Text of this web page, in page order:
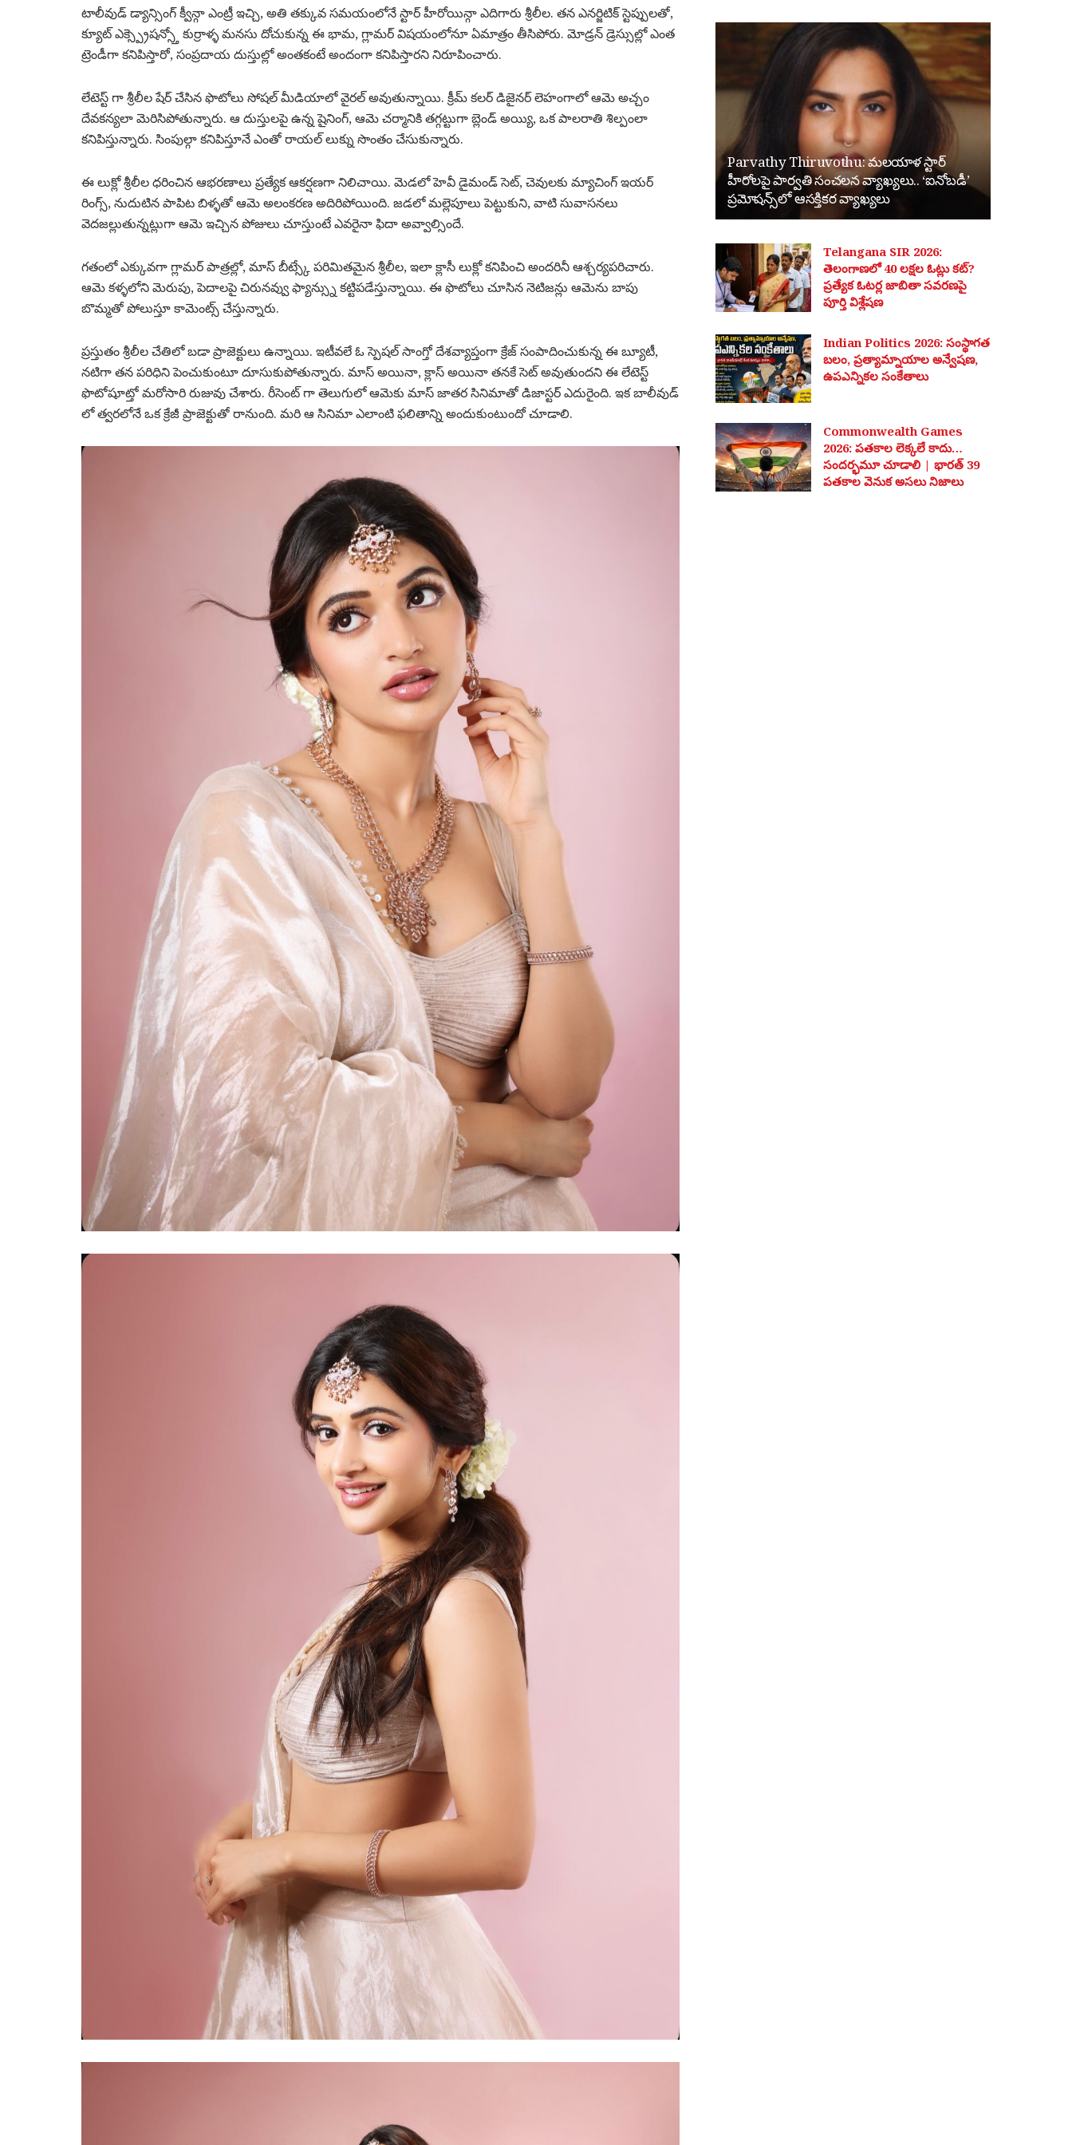
టాలీవుడ్ డ్యాన్సింగ్ క్వీన్గా ఎంట్రీ ఇచ్చి, అతి తక్కువ సమయంలోనే స్టార్ హీరోయిన్గా ఎదిగారు శ్రీలీల. తన ఎనర్జిటిక్ స్టెప్పులతో,
క్యూట్ ఎక్స్ప్రెషన్స్తో కుర్రాళ్ళ మనసు దోచుకున్న ఈ భామ, గ్లామర్ విషయంలోనూ ఏమాత్రం తీసిపోరు. మోడ్రన్ డ్రెస్సుల్లో ఎంత
ట్రెండీగా కనిపిస్తారో, సంప్రదాయ దుస్తుల్లో అంతకంటే అందంగా కనిపిస్తారని నిరూపించారు.
లేటెస్ట్ గా శ్రీలీల షేర్ చేసిన ఫొటోలు సోషల్ మీడియాలో వైరల్ అవుతున్నాయి. క్రీమ్ కలర్ డిజైనర్ లెహంగాలో ఆమె అచ్చం
దేవకన్యలా మెరిసిపోతున్నారు. ఆ దుస్తులపై ఉన్న షైనింగ్, ఆమె చర్మానికి తగ్గట్టుగా బ్లెండ్ అయ్యి, ఒక పాలరాతి శిల్పంలా
కనిపిస్తున్నారు. సింపుల్గా కనిపిస్తూనే ఎంతో రాయల్ లుక్ను సొంతం చేసుకున్నారు.
ఈ లుక్లో శ్రీలీల ధరించిన ఆభరణాలు ప్రత్యేక ఆకర్షణగా నిలిచాయి. మెడలో హెవీ డైమండ్ సెట్, చెవులకు మ్యాచింగ్ ఇయర్
రింగ్స్, నుదుటిన పాపిట బిళ్ళతో ఆమె అలంకరణ అదిరిపోయింది. జడలో మల్లెపూలు పెట్టుకుని, వాటి సువాసనలు
వెదజల్లుతున్నట్లుగా ఆమె ఇచ్చిన పోజులు చూస్తుంటే ఎవరైనా ఫిదా అవ్వాల్సిందే.
గతంలో ఎక్కువగా గ్లామర్ పాత్రల్లో, మాస్ బీట్స్కే పరిమితమైన శ్రీలీల, ఇలా క్లాసీ లుక్లో కనిపించి అందరినీ ఆశ్చర్యపరిచారు.
ఆమె కళ్ళలోని మెరుపు, పెదాలపై చిరునవ్వు ఫ్యాన్స్ను కట్టిపడేస్తున్నాయి. ఈ ఫొటోలు చూసిన నెటిజన్లు ఆమెను బాపు
బొమ్మతో పోలుస్తూ కామెంట్స్ చేస్తున్నారు.
ప్రస్తుతం శ్రీలీల చేతిలో బడా ప్రాజెక్టులు ఉన్నాయి. ఇటీవలే ఓ స్పెషల్ సాంగ్తో దేశవ్యాప్తంగా క్రేజ్ సంపాదించుకున్న ఈ బ్యూటీ,
నటిగా తన పరిధిని పెంచుకుంటూ దూసుకుపోతున్నారు. మాస్ అయినా, క్లాస్ అయినా తనకే సెట్ అవుతుందని ఈ లేటెస్ట్
ఫొటోషూట్తో మరోసారి రుజువు చేశారు. రీసెంట్ గా తెలుగులో ఆమెకు మాస్ జాతర సినిమాతో డిజాస్టర్ ఎదురైంది. ఇక బాలీవుడ్
లో త్వరలోనే ఒక క్రేజీ ప్రాజెక్టుతో రానుంది. మరి ఆ సినిమా ఎలాంటి ఫలితాన్ని అందుకుంటుందో చూడాలి.
Parvathy Thiruvothu: మలయాళ స్టార్
హీరోలపై పార్వతి సంచలన వ్యాఖ్యలు.. ‘ఐనోబడీ’
ప్రమోషన్స్‌లో ఆసక్తికర వ్యాఖ్యలు
Telangana SIR 2026:
తెలంగాణలో 40 లక్షల ఓట్లు కట్?
ప్రత్యేక ఓటర్ల జాబితా సవరణపై
పూర్తి విశ్లేషణ
Indian Politics 2026: సంస్థాగత
బలం, ప్రత్యామ్నాయాల అన్వేషణ,
ఉపఎన్నికల సంకేతాలు
Commonwealth Games
2026: పతకాల లెక్కలే కాదు…
సందర్భమూ చూడాలి | భారత్ 39
పతకాల వెనుక అసలు నిజాలు